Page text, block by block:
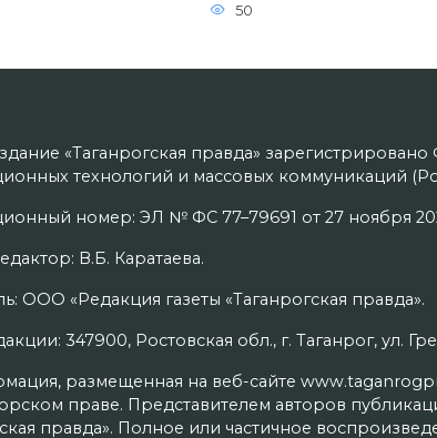
50
«Таганрогская правда»
технологий и массовых коммуникаций
номер: ЭЛ № ФС 77–79691 от 27 ноября
В.Б. Каратаева.
ООО «Редакция газеты «Таганрогская правда».
347900, Ростовская обл., г. Таганрог, ул.
размещенная на веб-сайте
праве. Представителем авторов
правда». Полное или частичное